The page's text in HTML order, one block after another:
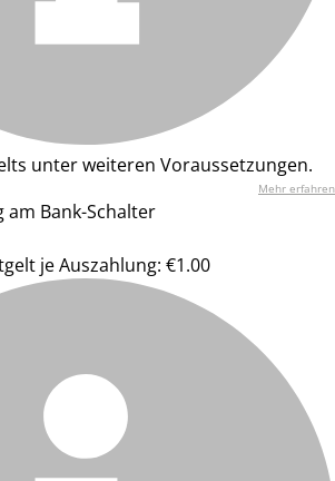
unter weiteren Voraussetzungen.
Mehr erfahren
am Bank-Schalter
je Auszahlung: €1.00